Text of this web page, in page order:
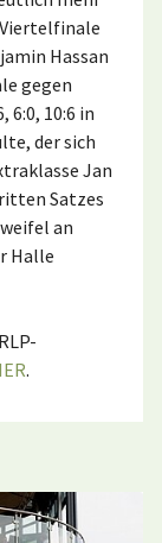
Hassan
gegen
6:0, 10:6 in
der sich
Jan
Satzes
an
Halle
.